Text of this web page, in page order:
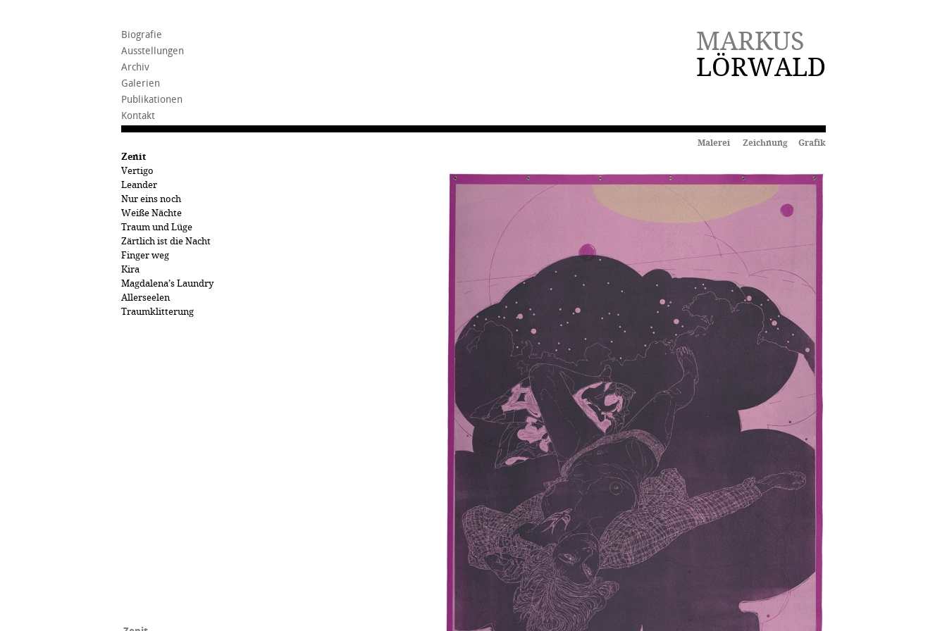
MARKUS
LÖRWALD
Biografie
Ausstellungen
Archiv
Galerien
Publikationen
Kontakt
Malerei Zeichnung Grafik
Zenit
Vertigo
Leander
Nur eins noch
Weiße Nächte
Traum und Lüge
Zärtlich ist die Nacht
Finger weg
Kira
Magdalena’s Laundry
Allerseelen
Traumklitterung